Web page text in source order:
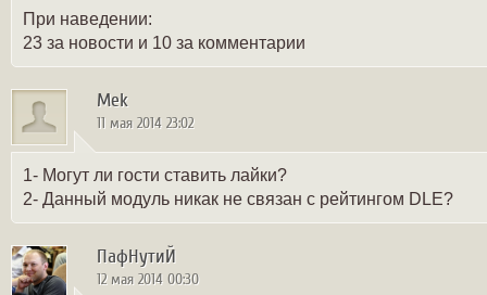
При наведении:
23 за новости и 10 за комментарии
Mek
11 мая 2014 23:02
1- Могут ли гости ставить лайки?
2- Данный модуль никак не связан с рейтингом DLE?
ПафНутиЙ
12 мая 2014 00:30